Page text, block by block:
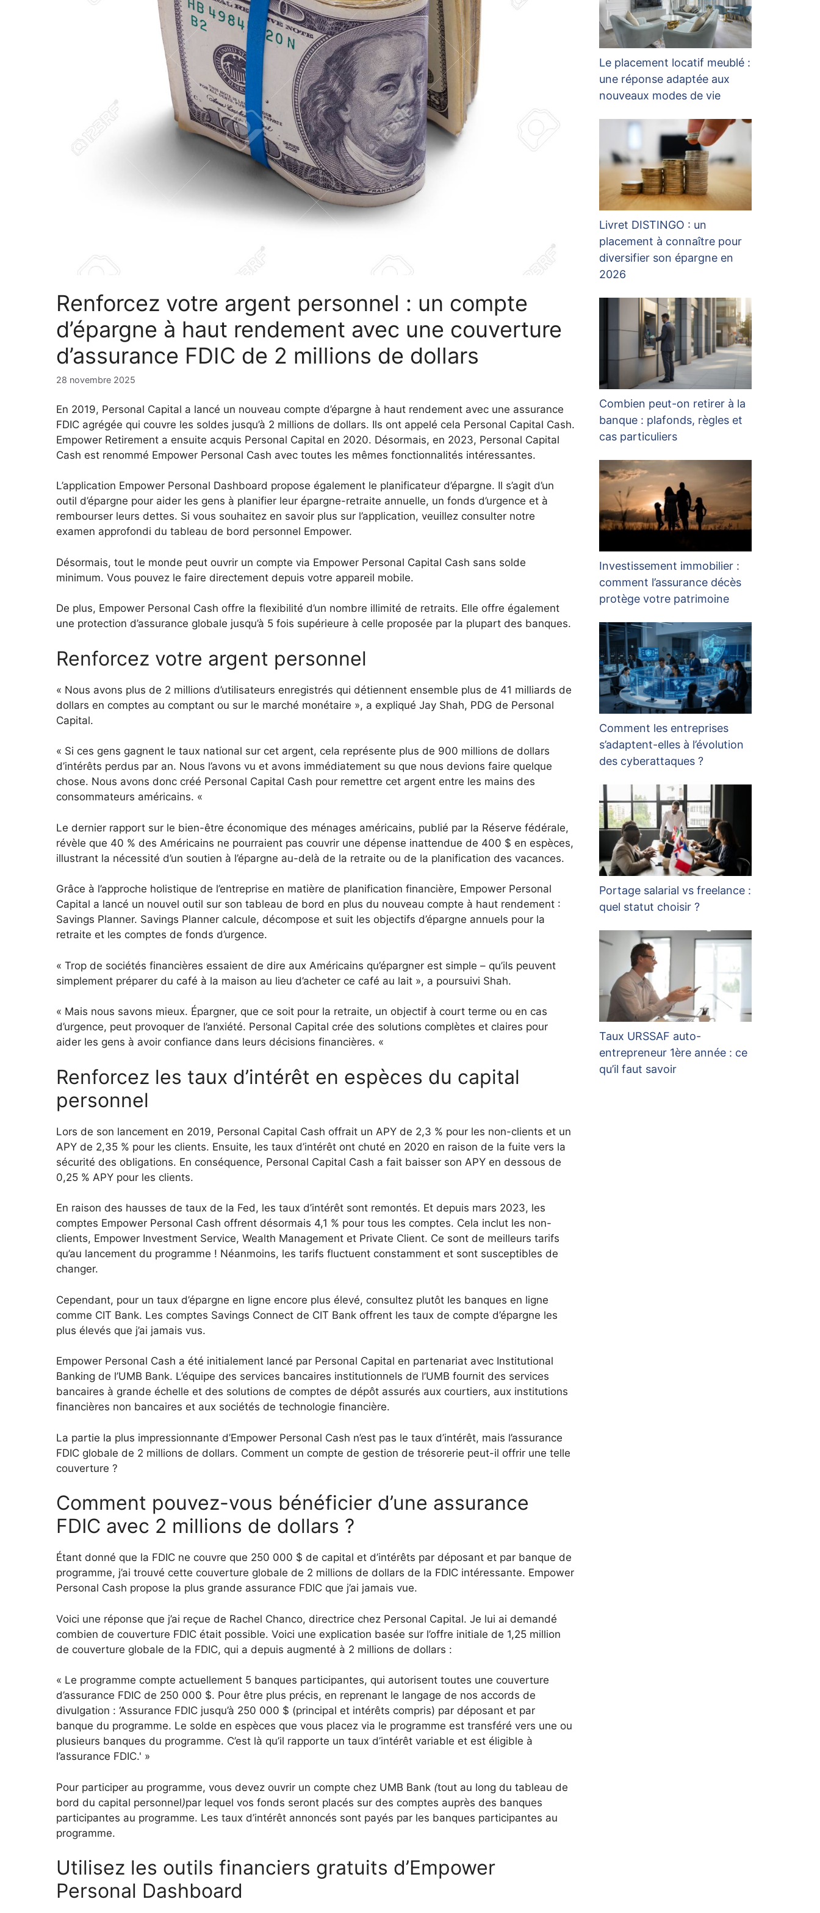
Renforcez votre argent personnel : un compte
d’épargne à haut rendement avec une couverture
d’assurance FDIC de 2 millions de dollars
28 novembre 2025
En 2019, Personal Capital a lancé un nouveau compte d’épargne à haut rendement avec une assurance
FDIC agrégée qui couvre les soldes jusqu’à 2 millions de dollars. Ils ont appelé cela Personal Capital Cash.
Empower Retirement a ensuite acquis Personal Capital en 2020. Désormais, en 2023, Personal Capital
Cash est renommé Empower Personal Cash avec toutes les mêmes fonctionnalités intéressantes.
L’application Empower Personal Dashboard propose également le planificateur d’épargne. Il s’agit d’un
outil d’épargne pour aider les gens à planifier leur épargne-retraite annuelle, un fonds d’urgence et à
rembourser leurs dettes. Si vous souhaitez en savoir plus sur l’application, veuillez consulter notre
examen approfondi du tableau de bord personnel Empower.
Désormais, tout le monde peut ouvrir un compte via Empower Personal Capital Cash sans solde
minimum. Vous pouvez le faire directement depuis votre appareil mobile.
De plus, Empower Personal Cash offre la flexibilité d’un nombre illimité de retraits. Elle offre également
une protection d’assurance globale jusqu’à 5 fois supérieure à celle proposée par la plupart des banques.
Renforcez votre argent personnel
« Nous avons plus de 2 millions d’utilisateurs enregistrés qui détiennent ensemble plus de 41 milliards de
dollars en comptes au comptant ou sur le marché monétaire », a expliqué Jay Shah, PDG de Personal
Capital.
« Si ces gens gagnent le taux national sur cet argent, cela représente plus de 900 millions de dollars
d’intérêts perdus par an. Nous l’avons vu et avons immédiatement su que nous devions faire quelque
chose. Nous avons donc créé Personal Capital Cash pour remettre cet argent entre les mains des
consommateurs américains. «
Le dernier rapport sur le bien-être économique des ménages américains, publié par la Réserve fédérale,
révèle que 40 % des Américains ne pourraient pas couvrir une dépense inattendue de 400 $ en espèces,
illustrant la nécessité d’un soutien à l’épargne au-delà de la retraite ou de la planification des vacances.
Grâce à l’approche holistique de l’entreprise en matière de planification financière, Empower Personal
Capital a lancé un nouvel outil sur son tableau de bord en plus du nouveau compte à haut rendement :
Savings Planner. Savings Planner calcule, décompose et suit les objectifs d’épargne annuels pour la
retraite et les comptes de fonds d’urgence.
« Trop de sociétés financières essaient de dire aux Américains qu’épargner est simple – qu’ils peuvent
simplement préparer du café à la maison au lieu d’acheter ce café au lait », a poursuivi Shah.
« Mais nous savons mieux. Épargner, que ce soit pour la retraite, un objectif à court terme ou en cas
d’urgence, peut provoquer de l’anxiété. Personal Capital crée des solutions complètes et claires pour
aider les gens à avoir confiance dans leurs décisions financières. «
Renforcez les taux d’intérêt en espèces du capital
personnel
Lors de son lancement en 2019, Personal Capital Cash offrait un APY de 2,3 % pour les non-clients et un
APY de 2,35 % pour les clients. Ensuite, les taux d’intérêt ont chuté en 2020 en raison de la fuite vers la
sécurité des obligations. En conséquence, Personal Capital Cash a fait baisser son APY en dessous de
0,25 % APY pour les clients.
En raison des hausses de taux de la Fed, les taux d’intérêt sont remontés. Et depuis mars 2023, les
comptes Empower Personal Cash offrent désormais 4,1 % pour tous les comptes. Cela inclut les non-
clients, Empower Investment Service, Wealth Management et Private Client. Ce sont de meilleurs tarifs
qu’au lancement du programme ! Néanmoins, les tarifs fluctuent constamment et sont susceptibles de
changer.
Cependant, pour un taux d’épargne en ligne encore plus élevé, consultez plutôt les banques en ligne
comme CIT Bank. Les comptes Savings Connect de CIT Bank offrent les taux de compte d’épargne les
plus élevés que j’ai jamais vus.
Empower Personal Cash a été initialement lancé par Personal Capital en partenariat avec Institutional
Banking de l’UMB Bank. L’équipe des services bancaires institutionnels de l’UMB fournit des services
bancaires à grande échelle et des solutions de comptes de dépôt assurés aux courtiers, aux institutions
financières non bancaires et aux sociétés de technologie financière.
La partie la plus impressionnante d’Empower Personal Cash n’est pas le taux d’intérêt, mais l’assurance
FDIC globale de 2 millions de dollars. Comment un compte de gestion de trésorerie peut-il offrir une telle
couverture ?
Comment pouvez-vous bénéficier d’une assurance
FDIC avec 2 millions de dollars ?
Étant donné que la FDIC ne couvre que 250 000 $ de capital et d’intérêts par déposant et par banque de
programme, j’ai trouvé cette couverture globale de 2 millions de dollars de la FDIC intéressante. Empower
Personal Cash propose la plus grande assurance FDIC que j’ai jamais vue.
Voici une réponse que j’ai reçue de Rachel Chanco, directrice chez Personal Capital. Je lui ai demandé
combien de couverture FDIC était possible. Voici une explication basée sur l’offre initiale de 1,25 million
de couverture globale de la FDIC, qui a depuis augmenté à 2 millions de dollars :
« Le programme compte actuellement 5 banques participantes, qui autorisent toutes une couverture
d’assurance FDIC de 250 000 $. Pour être plus précis, en reprenant le langage de nos accords de
divulgation : ‘Assurance FDIC jusqu’à 250 000 $ (principal et intérêts compris) par déposant et par
banque du programme. Le solde en espèces que vous placez via le programme est transféré vers une ou
plusieurs banques du programme. C’est là qu’il rapporte un taux d’intérêt variable et est éligible à
l’assurance FDIC.' »
Pour participer au programme, vous devez ouvrir un compte chez UMB Bank (tout au long du tableau de
bord du capital personnel)par lequel vos fonds seront placés sur des comptes auprès des banques
participantes au programme. Les taux d’intérêt annoncés sont payés par les banques participantes au
programme.
Utilisez les outils financiers gratuits d’Empower
Personal Dashboard
Le placement locatif meublé :
une réponse adaptée aux
nouveaux modes de vie
Livret DISTINGO : un
placement à connaître pour
diversifier son épargne en
2026
Combien peut-on retirer à la
banque : plafonds, règles et
cas particuliers
Investissement immobilier :
comment l’assurance décès
protège votre patrimoine
Comment les entreprises
s’adaptent-elles à l’évolution
des cyberattaques ?
Portage salarial vs freelance :
quel statut choisir ?
Taux URSSAF auto-
entrepreneur 1ère année : ce
qu’il faut savoir